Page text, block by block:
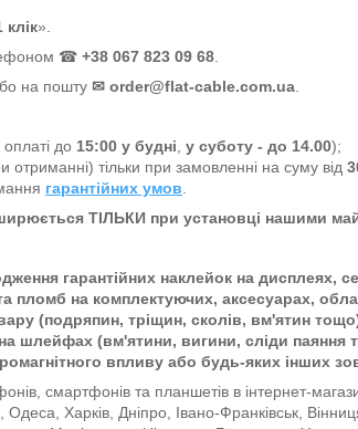
».
☎ +38 067 823 09 68.
на пошту ✉ order@flat-cable.com.ua.
до 15:00 у будні, у суботу - до 14.00);
отриманні) тільки при замовленні на суму від
гарантійних умов.
ТІЛЬКИ при установці нашими
гарантійних наклейок на дисплеях,
пломб на комплектуючих, аксесуарах,
(подряпин, тріщин, сколів, вм'ятин
на шлейфах (вм'ятини, вигини, сліди паяння
впливу або будь-яких інших
смартфонів та планшетів в інтернет-
Одеса, Харків, Дніпро, Івано-Франківськ,